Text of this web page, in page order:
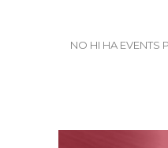
NO HI HA EVENTS